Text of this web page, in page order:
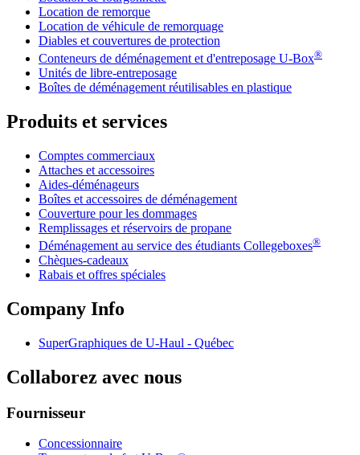
Location de remorque
Location de véhicule de remorquage
Diables et couvertures de protection
Conteneurs de déménagement et d'entreposage U-Box®
Unités de libre-entreposage
Boîtes de déménagement réutilisables en plastique
Produits et services
Comptes commerciaux
Attaches et accessoires
Aides-déménageurs
Boîtes et accessoires de déménagement
Couverture pour les dommages
Remplissages et réservoirs de propane
Déménagement au service des étudiants Collegeboxes®
Chèques-cadeaux
Rabais et offres spéciales
Company Info
SuperGraphiques de U-Haul - Québec
Collaborez avec nous
Fournisseur
Concessionnaire